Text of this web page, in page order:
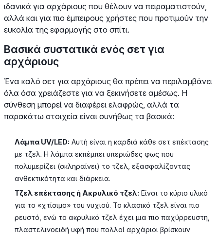
ιδανικά για αρχάριους που θέλουν να πειραματιστούν,
αλλά και για πιο έμπειρους χρήστες που προτιμούν την
ευκολία της εφαρμογής στο σπίτι.
Βασικά συστατικά ενός σετ για
αρχάριους
Ένα καλό σετ για αρχάριους θα πρέπει να περιλαμβάνει
όλα όσα χρειάζεστε για να ξεκινήσετε αμέσως. Η
σύνθεση μπορεί να διαφέρει ελαφρώς, αλλά τα
παρακάτω στοιχεία είναι συνήθως τα βασικά:
Λάμπα UV/LED: Αυτή είναι η καρδιά κάθε σετ επέκτασης
με τζελ. Η λάμπα εκπέμπει υπεριώδες φως που
πολυμερίζει (σκληραίνει) το τζελ, εξασφαλίζοντας
ανθεκτικότητα και διάρκεια.
Τζελ επέκτασης ή Ακρυλικό τζελ: Είναι το κύριο υλικό
για το «χτίσιμο» του νυχιού. Το κλασικό τζελ είναι πιο
ρευστό, ενώ το ακρυλικό τζελ έχει μια πιο παχύρρευστη,
πλαστελινοειδή υφή που πολλοί αρχάριοι βρίσκουν